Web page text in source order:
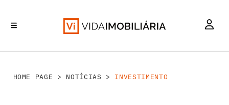
HOME PAGE > NOTÍCIAS > INVESTIMENTO